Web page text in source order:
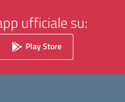
ufficiale su:
Play Store